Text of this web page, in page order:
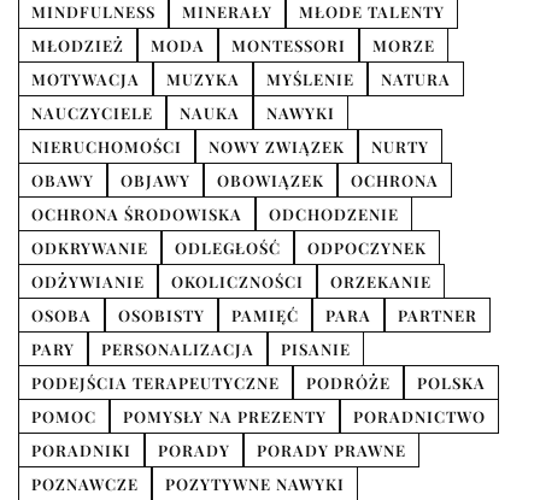
MINDFULNESS
MINERAŁY
MŁODE TALENTY
MŁODZIEŻ
MODA MONTESSORI
MORZE
MOTYWACJA
MUZYKA MYŚLENIE
NATURA
NAUCZYCIELE
NAUKA
NAWYKI
NIERUCHOMOŚCI
NOWY ZWIĄZEK
NURTY
OBAWY
OBJAWY OBOWIĄZEK
OCHRONA
OCHRONA ŚRODOWISKA
ODCHODZENIE
ODKRYWANIE
ODLEGŁOŚĆ
ODPOCZYNEK
ODŻYWIANIE
OKOLICZNOŚCI
ORZEKANIE
OSOBA
OSOBISTY PAMIĘĆ PARA
PARTNER
PARY
PERSONALIZACJA
PISANIE
PODEJŚCIA TERAPEUTYCZNE
PODRÓŻE
POLSKA
POMOC
POMYSŁY NA PREZENTY
PORADNICTWO
PORADNIKI
PORADY
PORADY PRAWNE
POZNAWCZE
POZYTYWNE NAWYKI